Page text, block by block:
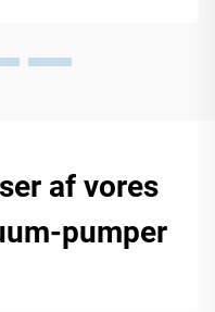
af vores
pumper